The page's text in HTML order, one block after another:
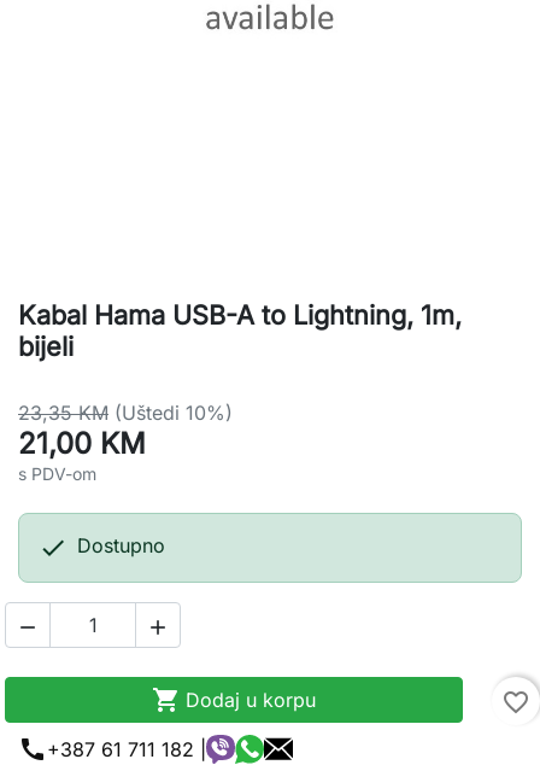
Kabal Hama USB-A to Lightning, 1m,
bijeli
23,35 KM (Uštedi 10%)
21,00 KM
s PDV-om
 Dostupno
 
 Dodaj u korpu
favorite_border
call +387 61 711 182 |